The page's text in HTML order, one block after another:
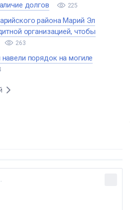
долгов
225
района Марий Эл
организацией, чтобы
263
порядок на могиле